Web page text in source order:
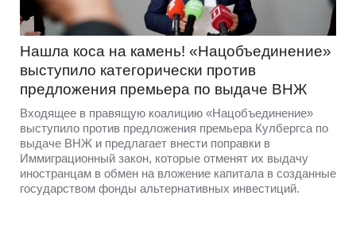
Нашла коса на камень! «Нацобъединение»
выступило категорически против
предложения премьера по выдаче ВНЖ
Входящее в правящую коалицию «Нацобъединение»
выступило против предложения премьера Кулбергса по
выдаче ВНЖ и предлагает внести поправки в
Иммиграционный закон, которые отменят их выдачу
иностранцам в обмен на вложение капитала в созданные
государством фонды альтернативных инвестиций.